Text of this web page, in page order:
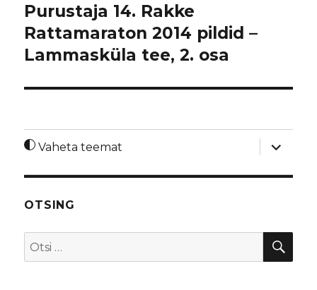
Purustaja 14. Rakke
Rattamaraton 2014 pildid –
Lammasküla tee, 2. osa
Vaheta teemat
laienda
OTSING
Otsi: